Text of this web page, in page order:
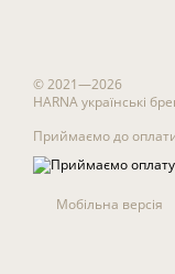
© 2021—2026
HARNA українські
Приймаємо до
Мобільна версія